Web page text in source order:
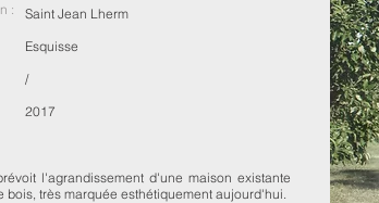
:
Saint Jean Lherm
Esquisse
/
2017
l'agrandissement d'une maison existante
bois, très marquée esthétiquement aujourd'hui.